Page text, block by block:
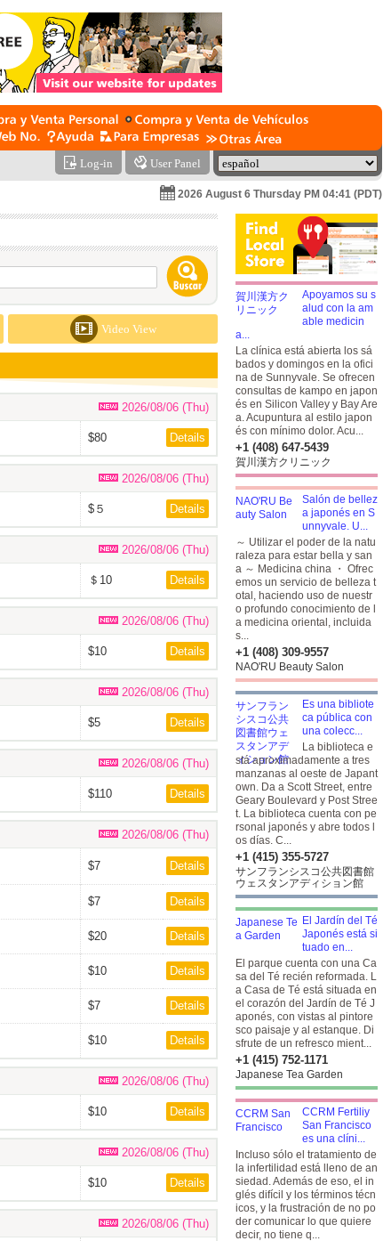
Log-in User Panel
2026 August 6 Thursday PM 04:41 (PDT)
Video View
2026/08/06 (Thu)
$80 Details
2026/08/06 (Thu)
$５ Details
2026/08/06 (Thu)
＄10 Details
2026/08/06 (Thu)
$10 Details
2026/08/06 (Thu)
$5 Details
2026/08/06 (Thu)
$110 Details
2026/08/06 (Thu)
$7 Details
$7 Details
$20 Details
$10 Details
$7 Details
$10 Details
2026/08/06 (Thu)
$10 Details
2026/08/06 (Thu)
$10 Details
2026/08/06 (Thu)
Apoyamos su s
alud con la am
able medicin
a...
La clínica está abierta los sá
bados y domingos en la ofici
na de Sunnyvale. Se ofrecen
consultas de kampo en japon
és en Silicon Valley y Bay Are
a. Acupuntura al estilo japon
és con mínimo dolor. Acu...
+1 (408) 647-5439
賀川漢方クリニック
Salón de bellez
a japonés en S
unnyvale. U...
～ Utilizar el poder de la natu
raleza para estar bella y san
a ～ Medicina china ・ Ofrec
emos un servicio de belleza t
otal, haciendo uso de nuestr
o profundo conocimiento de l
a medicina oriental, incluida
s...
+1 (408) 309-9557
NAO'RU Beauty Salon
Es una bibliote
ca pública con
una colecc...
La biblioteca e
stá aproximadamente a tres
manzanas al oeste de Japant
own. Da a Scott Street, entre
Geary Boulevard y Post Stree
t. La biblioteca cuenta con pe
rsonal japonés y abre todos l
os días. C...
+1 (415) 355-5727
サンフランシスコ公共図書館
ウェスタンアディション館
El Jardín del Té
Japonés está si
tuado en...
El parque cuenta con una Ca
sa del Té recién reformada. L
a Casa de Té está situada en
el corazón del Jardín de Té J
aponés, con vistas al pintore
sco paisaje y al estanque. Di
sfrute de un refresco mient...
+1 (415) 752-1171
Japanese Tea Garden
CCRM Fertiliy
San Francisco
es una clíni...
Incluso sólo el tratamiento de
la infertilidad está lleno de an
siedad. Además de eso, el in
glés difícil y los términos técn
icos, y la frustración de no po
der comunicar lo que quiere
decir, no tiene q...